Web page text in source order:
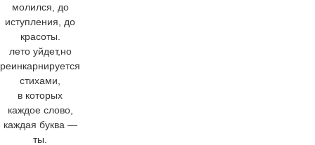
молился, до
иступления, до
красоты.
лето уйдет,но
реинкарнируется
стихами,
в которых
каждое слово,
каждая буква —
ты.